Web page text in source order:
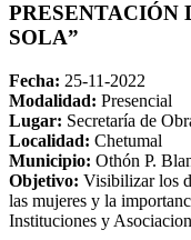
PRESENTACIÓN
SOLA”
Fecha: 25-11-2022
Modalidad: Presencial
Lugar: Secretaría de
Localidad: Chetumal
Municipio: Othón P.
Objetivo: Visibilizar los
las mujeres y la
Instituciones y